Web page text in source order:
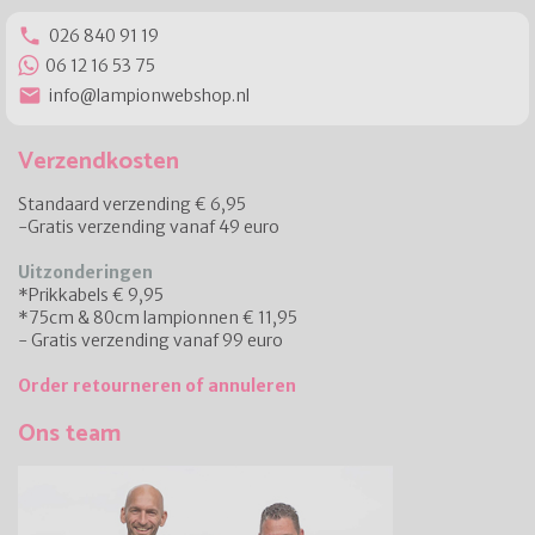
phone 026 840 91 19
06 12 16 53 75
email info@lampionwebshop.nl
Verzendkosten
Standaard verzending € 6,95
-Gratis verzending vanaf 49 euro
Uitzonderingen
*Prikkabels € 9,95
*75cm & 80cm lampionnen € 11,95
- Gratis verzending vanaf 99 euro
Order retourneren of annuleren
Ons team